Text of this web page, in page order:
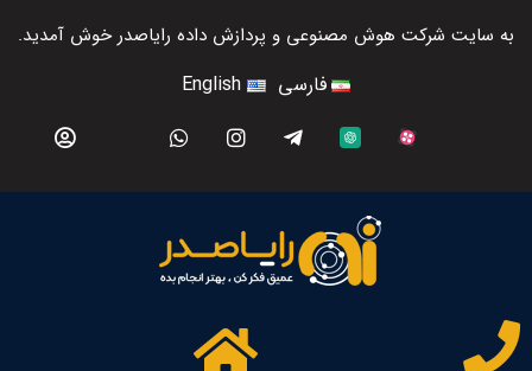
به سایت شرکت هوش مصنوعی و پردازش داده رایاصدر خوش آمدید.
فارسی English